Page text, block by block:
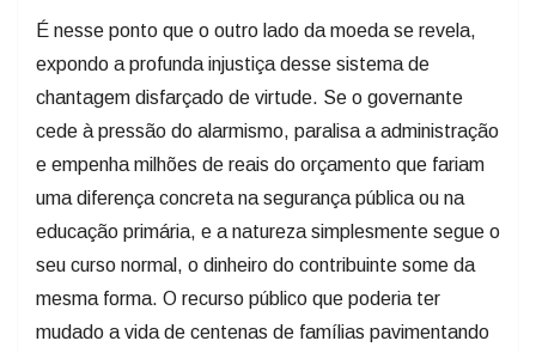
É nesse ponto que o outro lado da moeda se revela,
expondo a profunda injustiça desse sistema de
chantagem disfarçado de virtude. Se o governante
cede à pressão do alarmismo, paralisa a administração
e empenha milhões de reais do orçamento que fariam
uma diferença concreta na segurança pública ou na
educação primária, e a natureza simplesmente segue o
seu curso normal, o dinheiro do contribuinte some da
mesma forma. O recurso público que poderia ter
mudado a vida de centenas de famílias pavimentando